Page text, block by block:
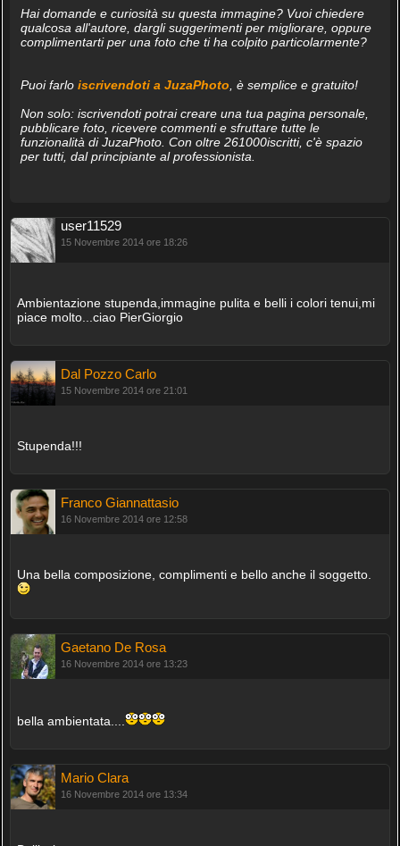
Hai domande e curiosità su questa immagine? Vuoi chiedere
qualcosa all'autore, dargli suggerimenti per migliorare, oppure
complimentarti per una foto che ti ha colpito particolarmente?
Puoi farlo iscrivendoti a JuzaPhoto , è semplice e gratuito!
Non solo: iscrivendoti potrai creare una tua pagina personale,
pubblicare foto, ricevere commenti e sfruttare tutte le
funzionalità di JuzaPhoto. Con oltre 261000iscritti, c'è spazio
per tutti, dal principiante al professionista.
user11529
15 Novembre 2014 ore 18:26
Ambientazione stupenda,immagine pulita e belli i colori tenui,mi
piace molto...ciao PierGiorgio
Dal Pozzo Carlo
15 Novembre 2014 ore 21:01
Stupenda!!!
Franco Giannattasio
16 Novembre 2014 ore 12:58
Una bella composizione, complimenti e bello anche il soggetto.
Gaetano De Rosa
16 Novembre 2014 ore 13:23
bella ambientata....
Mario Clara
16 Novembre 2014 ore 13:34